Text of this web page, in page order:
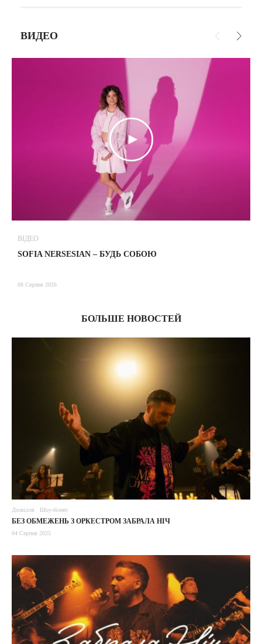
ВИДЕО
ВІДЕО
SOFIA NERSESIAN – БУДЬ СОБОЮ
08 Серпня 2026
БОЛЬШЕ НОВОСТЕЙ
Дозвілля Шоу-бізнес
БЕЗ ОБМЕЖЕНЬ З ОРКЕСТРОМ ЗАБРАЛА НІЧ
04 Серпня 2025